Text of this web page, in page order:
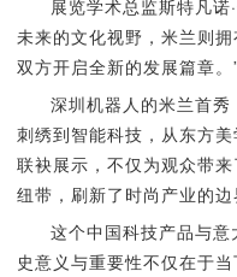
展览学术总监斯特凡诺
未来的文化视野，米兰则
双方开启全新的发展篇章。
深圳机器人的米兰首
刺绣到智能科技，从东方
联袂展示，不仅为观众带
纽带，刷新了时尚产业的边
这个中国科技产品与
史意义与重要性不仅在于